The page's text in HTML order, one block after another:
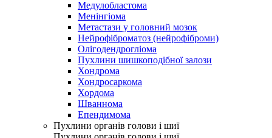
Медулобластома
Менінгіома
Метастази у головний мозок
Нейрофіброматоз (нейрофіброми)
Олігодендрогліома
Пухлини шишкоподібної залози
Хондрома
Хондросаркома
Хордома
Шваннома
Епендимома
Пухлини органів голови і шиї